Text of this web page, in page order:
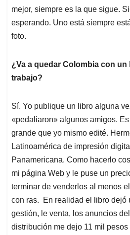
mejor, siempre es la que sigue.
esperando. Uno está siempre
foto.
¿Va a quedar Colombia con un
trabajo?
Sí. Yo publique un libro alguna
«pedaliaron» algunos amigos.
grande que yo mismo edité.
Latinoamérica de impresión
Panamericana. Como hacerlo
mi página Web y le puse un
terminar de venderlos al menos
con ras. En realidad el libro dejó
gestión, le venta, los anuncios
distribución me dejo 11 mil